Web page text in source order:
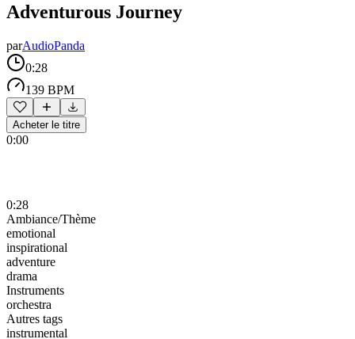
Adventurous Journey
parAudioPanda
0:28
139 BPM
Acheter le titre
0:00
0:28
Ambiance/Thème
emotional
inspirational
adventure
drama
Instruments
orchestra
Autres tags
instrumental